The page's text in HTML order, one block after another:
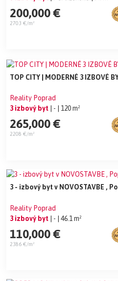
200,000 €
2703 €/m²
TOP CITY | MODERNÉ 3 IZBOVÉ
Reality Poprad
3 izbový byt
| - | 120 m²
265,000 €
2208 €/m²
3 - izbový byt v NOVOSTAVBE ,
Reality Poprad
3 izbový byt | - | 46.1 m²
110,000 €
2386 €/m²